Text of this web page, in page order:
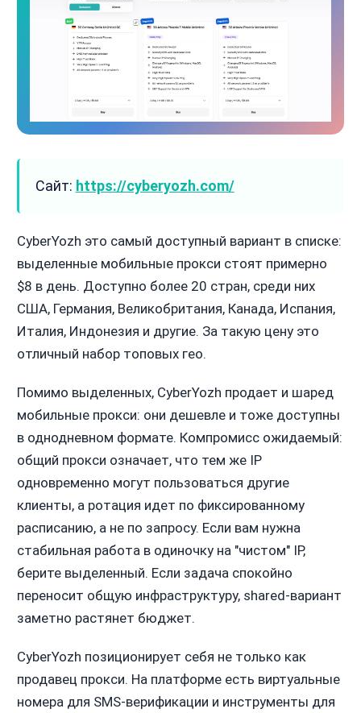
Сайт: https://cyberyozh.com/
CyberYozh это самый доступный вариант в списке:
выделенные мобильные прокси стоят примерно
$8 в день. Доступно более 20 стран, среди них
США, Германия, Великобритания, Канада, Испания,
Италия, Индонезия и другие. За такую цену это
отличный набор топовых гео.
Помимо выделенных, CyberYozh продает и шаред
мобильные прокси: они дешевле и тоже доступны
в однодневном формате. Компромисс ожидаемый:
общий прокси означает, что тем же IP
одновременно могут пользоваться другие
клиенты, а ротация идет по фиксированному
расписанию, а не по запросу. Если вам нужна
стабильная работа в одиночку на "чистом" IP,
берите выделенный. Если задача спокойно
переносит общую инфраструктуру, shared-вариант
заметно растянет бюджет.
CyberYozh позиционирует себя не только как
продавец прокси. На платформе есть виртуальные
номера для SMS-верификации и инструменты для